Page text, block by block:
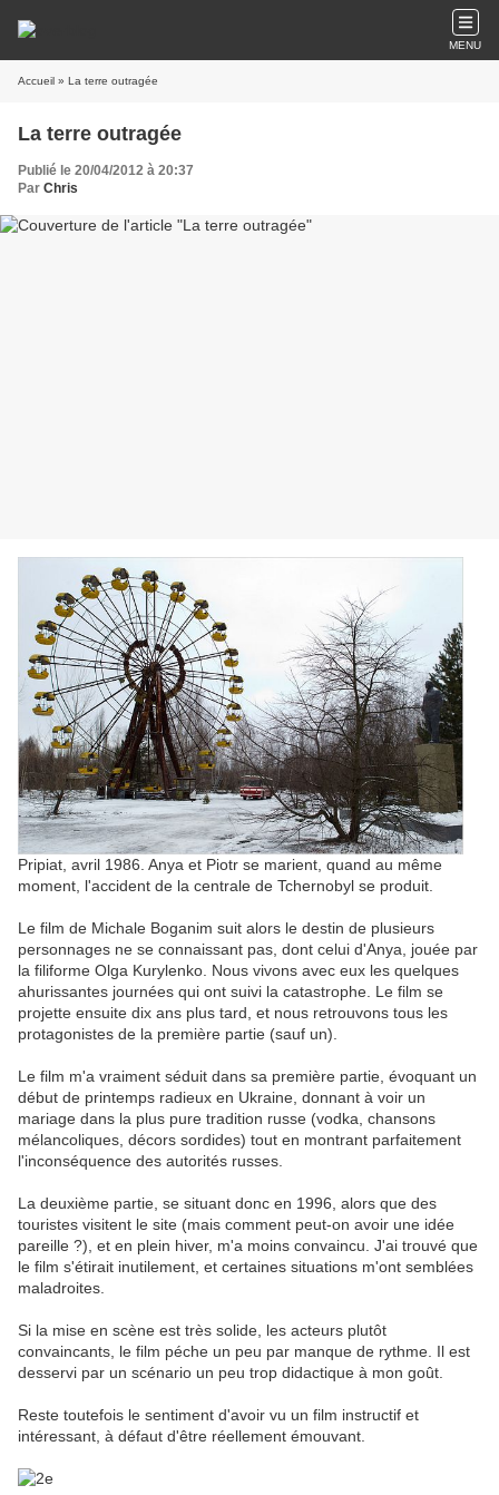
MENU
Accueil » La terre outragée
La terre outragée
Publié le 20/04/2012 à 20:37
Par Chris
Pripiat, avril 1986. Anya et Piotr se marient, quand au même
moment, l'accident de la centrale de Tchernobyl se produit.
Le film de Michale Boganim suit alors le destin de plusieurs
personnages ne se connaissant pas, dont celui d'Anya, jouée par
la filiforme Olga Kurylenko. Nous vivons avec eux les quelques
ahurissantes journées qui ont suivi la catastrophe. Le film se
projette ensuite dix ans plus tard, et nous retrouvons tous les
protagonistes de la première partie (sauf un).
Le film m'a vraiment séduit dans sa première partie, évoquant un
début de printemps radieux en Ukraine, donnant à voir un
mariage dans la plus pure tradition russe (vodka, chansons
mélancoliques, décors sordides) tout en montrant parfaitement
l'inconséquence des autorités russes.
La deuxième partie, se situant donc en 1996, alors que des
touristes visitent le site (mais comment peut-on avoir une idée
pareille ?), et en plein hiver, m'a moins convaincu. J'ai trouvé que
le film s'étirait inutilement, et certaines situations m'ont semblées
maladroites.
Si la mise en scène est très solide, les acteurs plutôt
convaincants, le film péche un peu par manque de rythme. Il est
desservi par un scénario un peu trop didactique à mon goût.
Reste toutefois le sentiment d'avoir vu un film instructif et
intéressant, à défaut d'être réellement émouvant.